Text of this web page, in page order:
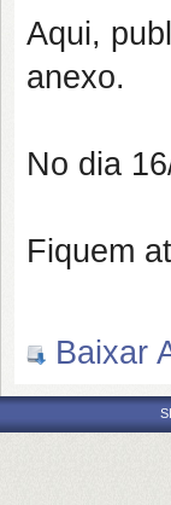
Aqui,
anexo.
No dia
Fiquem
Baixar